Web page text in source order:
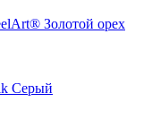
Золотой орех
Серый